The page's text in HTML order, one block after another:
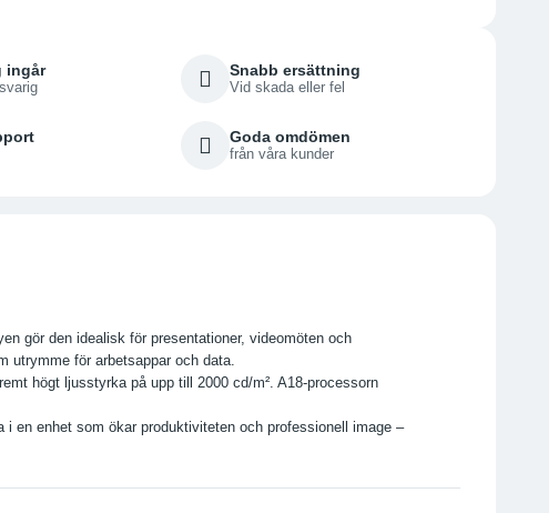
ingår Snabb ersättning
Vid skada eller fel
Goda omdömen
från våra kunder
gör den idealisk för presentationer, videomöten och
utrymme för arbetsappar och data.
högt ljusstyrka på upp till 2000 cd/m². A18-processorn
en enhet som ökar produktiviteten och professionell image –